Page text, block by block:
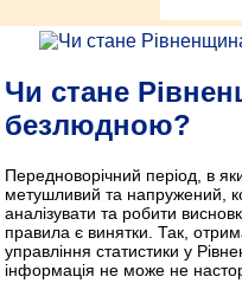
Чи стане
безлюдною?
Передноворічний період, в
метушливий та напружений,
аналізувати та робити
правила є винятки. Так,
управління статистики у
інформація не може не